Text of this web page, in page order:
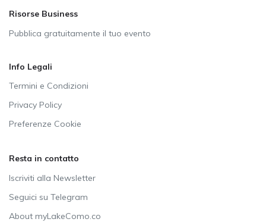
Risorse Business
Pubblica gratuitamente il tuo evento
Info Legali
Termini e Condizioni
Privacy Policy
Preferenze Cookie
Resta in contatto
Iscriviti alla Newsletter
Seguici su Telegram
About myLakeComo.co